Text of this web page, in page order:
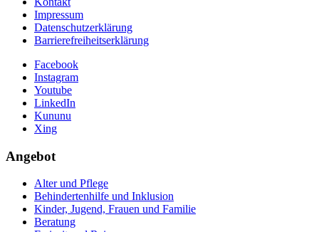
Impressum
Datenschutzerklärung
Barrierefreiheitserklärung
Facebook
Instagram
Youtube
LinkedIn
Kununu
Xing
Angebot
Alter und Pflege
Behindertenhilfe und Inklusion
Kinder, Jugend, Frauen und Familie
Beratung